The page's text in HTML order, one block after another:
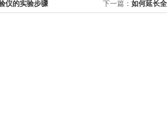
仪的实验步骤 下一篇： 如何延长